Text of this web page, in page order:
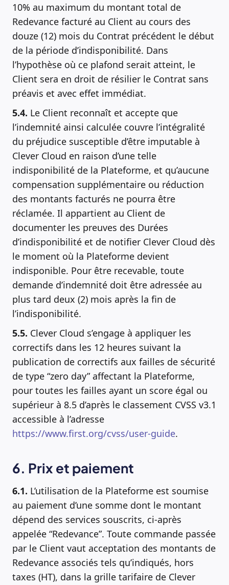
10% au maximum du montant total de
Redevance facturé au Client au cours des
douze (12) mois du Contrat précédent le début
de la période d’indisponibilité. Dans
l’hypothèse où ce plafond serait atteint, le
Client sera en droit de résilier le Contrat sans
préavis et avec effet immédiat.
5.4. Le Client reconnaît et accepte que
l’indemnité ainsi calculée couvre l’intégralité
du préjudice susceptible d’être imputable à
Clever Cloud en raison d’une telle
indisponibilité de la Plateforme, et qu’aucune
compensation supplémentaire ou réduction
des montants facturés ne pourra être
réclamée. Il appartient au Client de
documenter les preuves des Durées
d’indisponibilité et de notifier Clever Cloud dès
le moment où la Plateforme devient
indisponible. Pour être recevable, toute
demande d’indemnité doit être adressée au
plus tard deux (2) mois après la fin de
l’indisponibilité.
5.5. Clever Cloud s’engage à appliquer les
correctifs dans les 12 heures suivant la
publication de correctifs aux failles de sécurité
de type “zero day” affectant la Plateforme,
pour toutes les failles ayant un score égal ou
supérieur à 8.5 d’après le classement CVSS v3.1
accessible à l’adresse
https://www.first.org/cvss/user-guide.
6. Prix et paiement
6.1. L’utilisation de la Plateforme est soumise
au paiement d’une somme dont le montant
dépend des services souscrits, ci-après
appelée “Redevance”. Toute commande passée
par le Client vaut acceptation des montants de
Redevance associés tels qu’indiqués, hors
taxes (HT), dans la grille tarifaire de Clever